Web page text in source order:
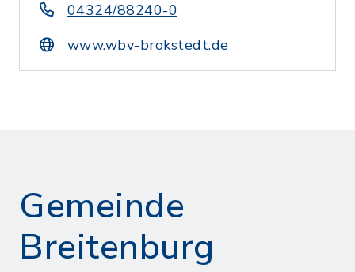
04324/88240-0
www.wbv-brokstedt.de
Gemeinde
Breitenburg